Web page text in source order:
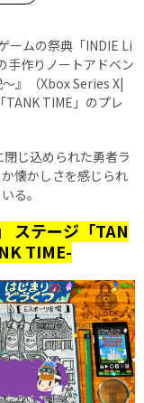
ームの祭典「INDIE Li
手作りノートアドベン
』（Xbox Series X|
TIME」のプレ
じ込められた勇者ラ
懐かしさを感じられ
る。
ステージ「TAN
TIME-